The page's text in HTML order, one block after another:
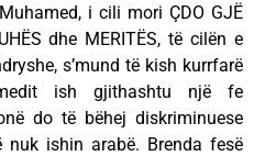
i cili mori ÇDO GJË
dhe MERITËS, të cilën e
s’mund të kish kurrfarë
ish gjithashtu një fe
do të bëhej diskriminuese
ishin arabë. Brenda fesë